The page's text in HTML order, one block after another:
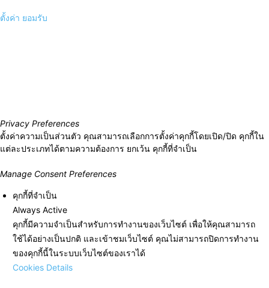
ตั้งค่า ยอมรับ
Privacy Preferences
ตั้งค่าความเป็นส่วนตัว คุณสามารถเลือกการตั้งค่าคุกกี้โดยเปิด/ปิด คุกกี้ใน
แต่ละประเภทได้ตามความต้องการ ยกเว้น คุกกี้ที่จำเป็น
Manage Consent Preferences
คุกกี้ที่จำเป็น
Always Active
คุกกี้มีความจำเป็นสำหรับการทำงานของเว็บไซต์ เพื่อให้คุณสามารถ
ใช้ได้อย่างเป็นปกติ และเข้าชมเว็บไซต์ คุณไม่สามารถปิดการทำงาน
ของคุกกี้นี้ในระบบเว็บไซต์ของเราได้
Cookies Details